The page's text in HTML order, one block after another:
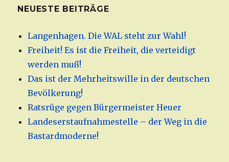
NEUESTE BEITRÄGE
Langenhagen. Die WAL steht zur Wahl!
Freiheit! Es ist die Freiheit, die verteidigt
werden muß!
Das ist der Mehrheitswille in der deutschen
Bevölkerung!
Ratsrüge gegen Bürgermeister Heuer
Landeserstaufnahmestelle – der Weg in die
Bastardmoderne!